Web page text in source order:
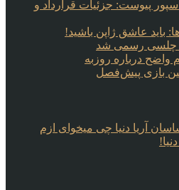
پیوست: جزئیات قرارداد و
باید عاشق ژاپن باشید!
به چلسی رسمی شد
واضح درباره روزبه
بازی پیش‌فصل
آریا دنیا چی میخوای ازم